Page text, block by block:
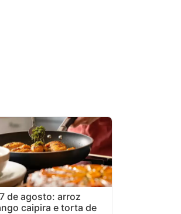
de agosto: arroz
caipira e torta de